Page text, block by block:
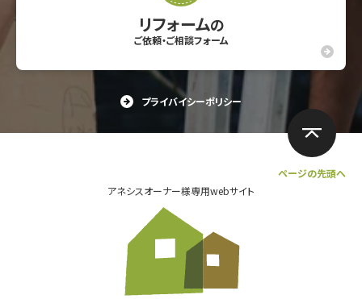
リフォームの
ご依頼・ご相談フォーム
プライバイシーポリシー
アネシスオーナー様専用webサイト
ページの先頭へ